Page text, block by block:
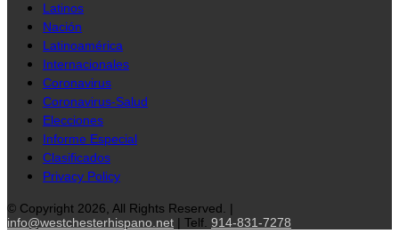
Latinos
Nación
Latinoamérica
Internacionales
Coronavirus
Coronavirus-Salud
Elecciones
Informe Especial
Clasificados
Privacy Policy
© Copyright 2026, All Rights Reserved. |
info@westchesterhispano.net | Telf. 914-831-7278